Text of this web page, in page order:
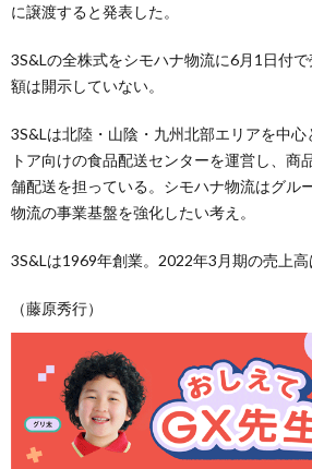
に譲渡すると発表した。
3S&Lの全株式をシモハナ物流に6月1日付
額は開示していない。
3S&Lは北陸・山陰・九州北部エリアを中
トア向けの食品配送センターを運営し、商
舗配送を担っている。シモハナ物流はグル
物流の事業基盤を強化したい考え。
3S&Lは1969年創業。2022年3月期の売上高
（藤原秀行）